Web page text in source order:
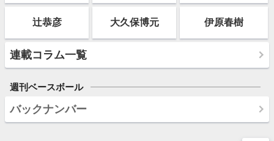
辻恭彦 大久保博元 伊原春樹
連載コラム一覧
週刊ベースボール
バックナンバー